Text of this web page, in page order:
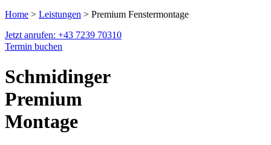
Home > Leistungen > Premium Fenstermontage
Jetzt anrufen: +43 7239 70310
Termin buchen
Schmidinger
Premium
Montage